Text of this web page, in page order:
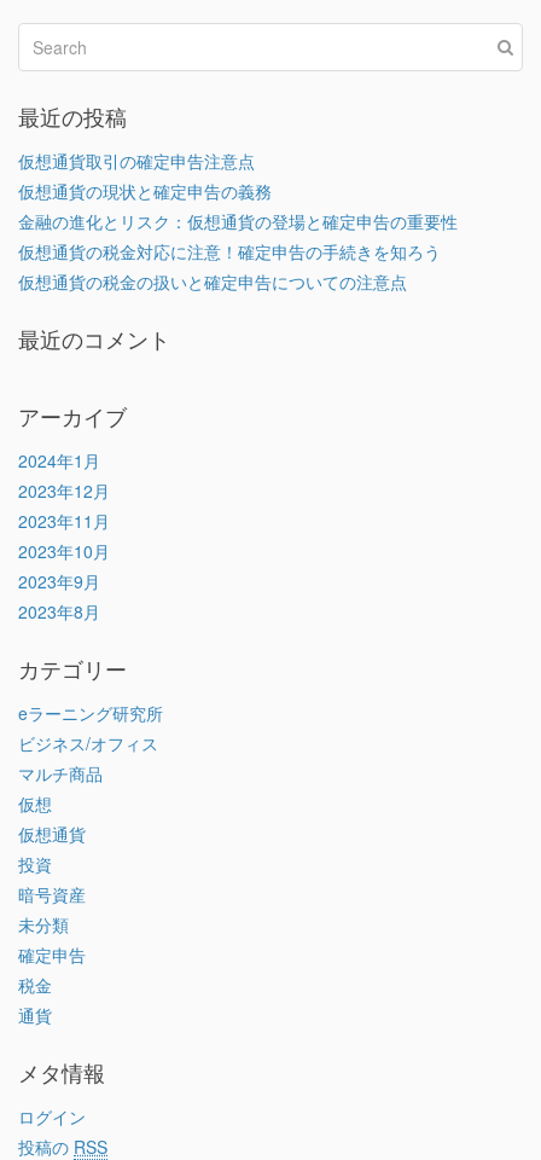
最近の投稿
仮想通貨取引の確定申告注意点
仮想通貨の現状と確定申告の義務
金融の進化とリスク：仮想通貨の登場と確定申告の重要性
仮想通貨の税金対応に注意！確定申告の手続きを知ろう
仮想通貨の税金の扱いと確定申告についての注意点
最近のコメント
アーカイブ
2024年1月
2023年12月
2023年11月
2023年10月
2023年9月
2023年8月
カテゴリー
eラーニング研究所
ビジネス/オフィス
マルチ商品
仮想
仮想通貨
投資
暗号資産
未分類
確定申告
税金
通貨
メタ情報
ログイン
投稿の RSS